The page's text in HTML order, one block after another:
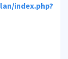
index.php?